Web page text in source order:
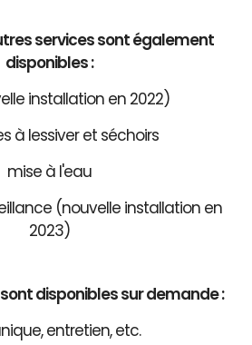
services sont également
disponibles :
installation en 2022)
à lessiver et séchoirs
mise à l'eau
(nouvelle installation en
2023)
disponibles sur demande :
entretien, etc.